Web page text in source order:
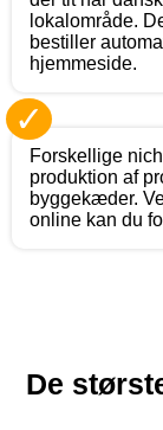
lokalområde.
bestiller
hjemmeside.
✓
Forskellige
produktion af
byggekæder.
online kan du
De